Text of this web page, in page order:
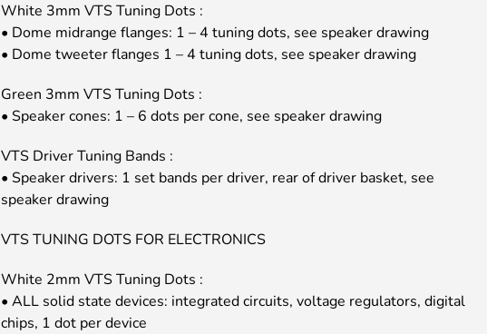
White 3mm VTS Tuning Dots :
• Dome midrange flanges: 1 – 4 tuning dots, see speaker drawing
• Dome tweeter flanges 1 – 4 tuning dots, see speaker drawing
Green 3mm VTS Tuning Dots :
• Speaker cones: 1 – 6 dots per cone, see speaker drawing
VTS Driver Tuning Bands :
• Speaker drivers: 1 set bands per driver, rear of driver basket, see
speaker drawing
VTS TUNING DOTS FOR ELECTRONICS
White 2mm VTS Tuning Dots :
• ALL solid state devices: integrated circuits, voltage regulators, digital
chips, 1 dot per device